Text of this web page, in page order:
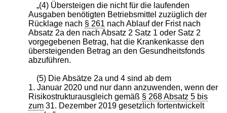
„(4) Übersteigen die nicht für die laufenden
Ausgaben benötigten Betriebsmittel zuzüglich der
Rücklage nach § 261 nach Ablauf der Frist nach
Absatz 2a den nach Absatz 2 Satz 1 oder Satz 2
vorgegebenen Betrag, hat die Krankenkasse den
übersteigenden Betrag an den Gesundheitsfonds
abzuführen.
(5) Die Absätze 2a und 4 sind ab dem
1. Januar 2020 und nur dann anzuwenden, wenn der
Risikostrukturausgleich gemäß § 268 Absatz 5 bis
zum31. Dezember 2019 gesetzlich fortentwickelt